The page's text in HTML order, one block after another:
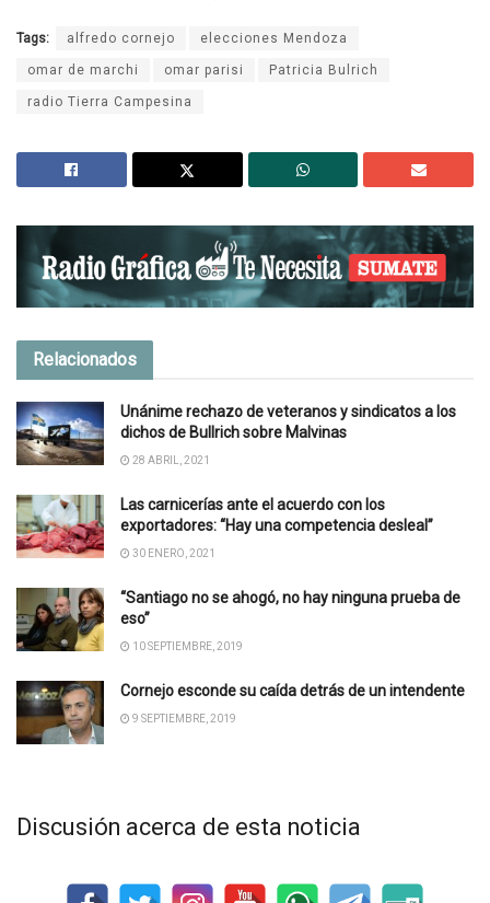
Tags: alfredo cornejo elecciones Mendoza
omar de marchi omar parisi Patricia Bulrich
radio Tierra Campesina
Relacionados
Unánime rechazo de veteranos y sindicatos a los
dichos de Bullrich sobre Malvinas
28 ABRIL, 2021
Las carnicerías ante el acuerdo con los
exportadores: “Hay una competencia desleal”
30 ENERO, 2021
“Santiago no se ahogó, no hay ninguna prueba de
eso”
10 SEPTIEMBRE, 2019
Cornejo esconde su caída detrás de un intendente
9 SEPTIEMBRE, 2019
Discusión acerca de esta noticia